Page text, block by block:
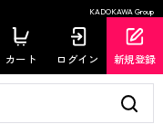
KADOKAWA Group
カート ログイン 新規登録